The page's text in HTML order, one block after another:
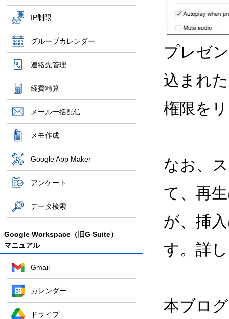
IP制限
グループカレンダー
連絡先管理
経費精算
メール一括配信
メモ作成
Google App Maker
アンケート
データ検索
Google Workspace（旧G Suite）
マニュアル
Gmail
カレンダー
ドライブ
プレゼ
込まれ
権限を
なお、
て、再
が、挿
す。詳
本ブロ